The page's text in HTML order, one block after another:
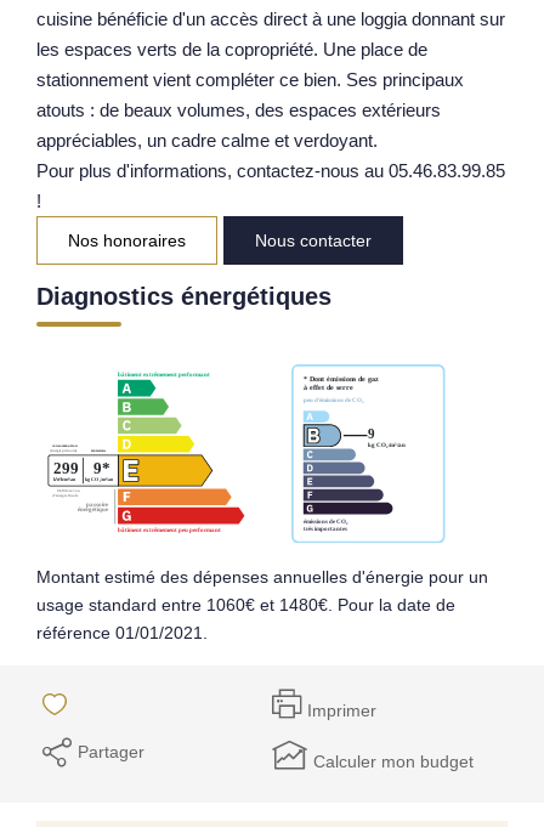
EXTRANET
cuisine bénéficie d'un accès direct à une loggia donnant sur
les espaces verts de la copropriété. Une place de
stationnement vient compléter ce bien. Ses principaux
atouts : de beaux volumes, des espaces extérieurs
appréciables, un cadre calme et verdoyant.
Pour plus d'informations, contactez-nous au 05.46.83.99.85
!
Nos honoraires Nous contacter
Diagnostics énergétiques
Montant estimé des dépenses annuelles d'énergie pour un
usage standard entre 1060€ et 1480€. Pour la date de
référence 01/01/2021.
Imprimer
Partager Calculer mon budget